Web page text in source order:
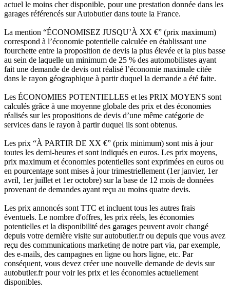
actuel le moins cher disponible, pour une prestation donnée dans les
garages référencés sur Autobutler dans toute la France.
La mention “ÉCONOMISEZ JUSQU’À XX €” (prix maximum)
correspond à l’économie potentielle calculée en établissant une
fourchette entre la proposition de devis la plus élevée et la plus basse
au sein de laquelle un minimum de 25 % des automobilistes ayant
fait une demande de devis ont réalisé l’économie maximale citée
dans le rayon géographique à partir duquel la demande a été faite.
Les ÉCONOMIES POTENTIELLES et les PRIX MOYENS sont
calculés grâce à une moyenne globale des prix et des économies
réalisés sur les propositions de devis d’une même catégorie de
services dans le rayon à partir duquel ils sont obtenus.
Les prix “À PARTIR DE XX €” (prix minimum) sont mis à jour
toutes les demi-heures et sont indiqués en euros. Les prix moyens,
prix maximum et économies potentielles sont exprimées en euros ou
en pourcentage sont mises à jour trimestriellement (1er janvier, 1er
avril, 1er juillet et 1er octobre) sur la base de 12 mois de données
provenant de demandes ayant reçu au moins quatre devis.
Les prix annoncés sont TTC et incluent tous les autres frais
éventuels. Le nombre d'offres, les prix réels, les économies
potentielles et la disponibilité des garages peuvent avoir changé
depuis votre dernière visite sur autobutler.fr ou depuis que vous avez
reçu des communications marketing de notre part via, par exemple,
des e-mails, des campagnes en ligne ou hors ligne, etc. Par
conséquent, vous devez créer une nouvelle demande de devis sur
autobutler.fr pour voir les prix et les économies actuellement
disponibles.